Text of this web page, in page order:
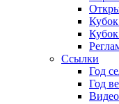
Ссылки
Год
Год
Видео